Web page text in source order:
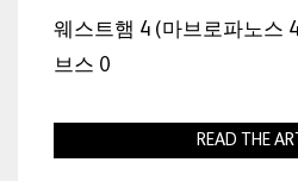
웨스트햄 4 (마브로파노스
브스 0
READ THE